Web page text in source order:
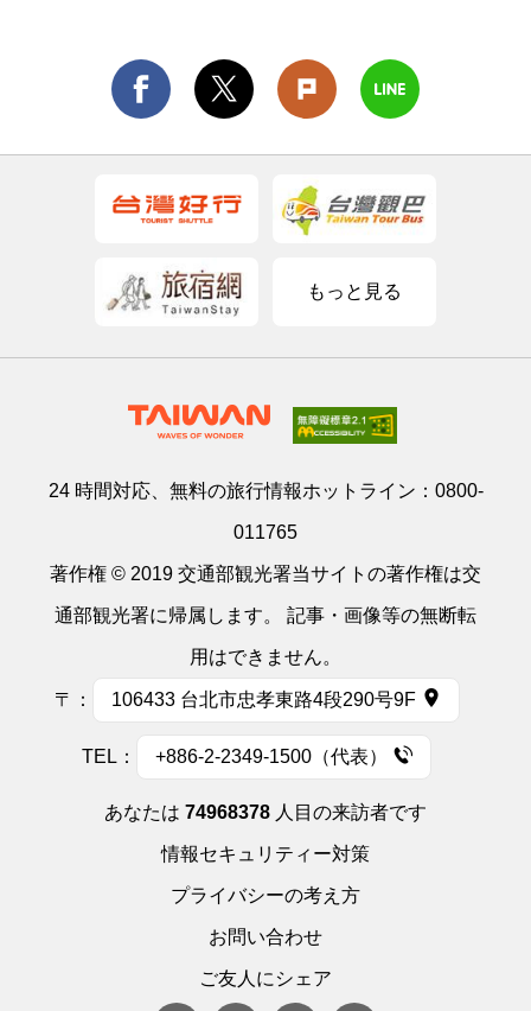
もっと見る
24 時間対応、無料の旅行情報ホットライン： 0800-
011765
著作権 © 2019 交通部観光署当サイトの著作権は交
通部観光署に帰属します。 記事・画像等の無断転
用はできません。
〒： 106433 台北市忠孝東路4段290号9F
TEL： +886-2-2349-1500（代表）
あなたは 74968378 人目の来訪者です
情報セキュリティー対策
プライバシーの考え方
お問い合わせ
ご友人にシェア